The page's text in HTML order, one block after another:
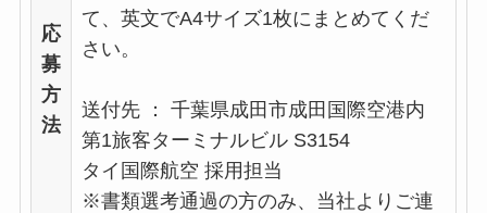
応
募
方
法
て、英文でA4サイズ1枚にまとめてくだ
さい。
送付先 ： 千葉県成田市成田国際空港内
第1旅客ターミナルビル S3154
タイ国際航空 採用担当
※書類選考通過の方のみ、当社よりご連